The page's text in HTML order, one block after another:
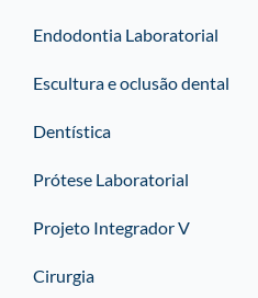
Endodontia Laboratorial
Escultura e oclusão dental
Dentística
Prótese Laboratorial
Projeto Integrador V
Cirurgia